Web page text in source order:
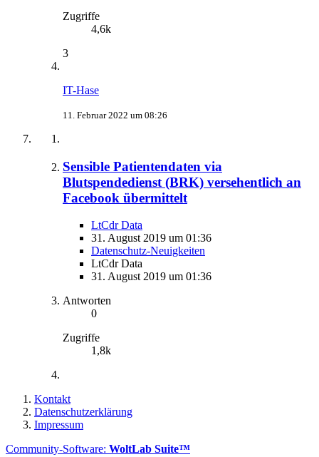
Zugriffe
4,6k
3
IT-Hase
11. Februar 2022 um 08:26
Sensible Patientendaten via
Blutspendedienst (BRK) versehentlich an
Facebook übermittelt
LtCdr Data
31. August 2019 um 01:36
Datenschutz-Neuigkeiten
LtCdr Data
31. August 2019 um 01:36
Antworten
0
Zugriffe
1,8k
Kontakt
Datenschutzerklärung
Impressum
Community-Software: WoltLab Suite™